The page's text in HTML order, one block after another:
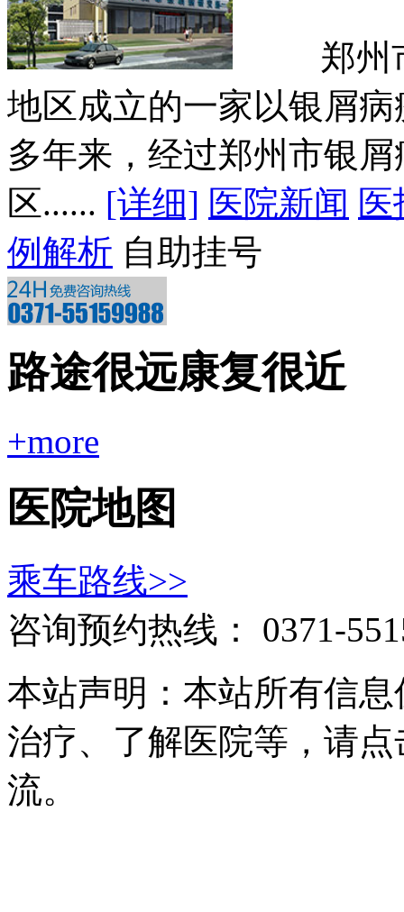
郑州市
地区成立的一家以银屑
多年来，经过郑州市银
区...... [详细] 医院新闻
例解析 自助挂号
路途很远康复很近
+more
医院地图
乘车路线>>
咨询预约热线：
0371-
本站声明：本站所有信
治疗、了解医院等，请
流。